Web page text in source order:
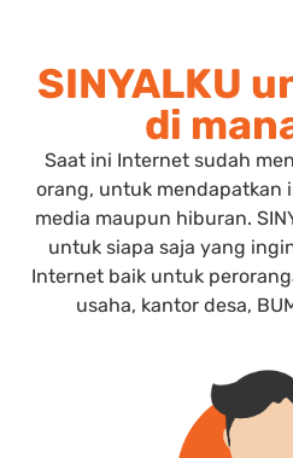
SINYALKU
di
Saat ini Internet sudah
orang, untuk mendapatkan
media maupun hiburan.
untuk siapa saja yang
Internet baik untuk
usaha, kantor desa,